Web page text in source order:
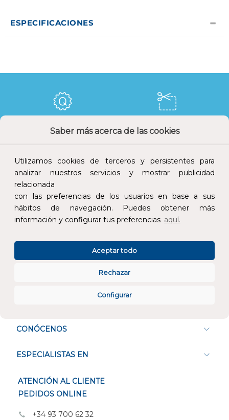
Saber más acerca de las cookies
Utilizamos cookies de terceros y persistentes para
analizar nuestros servicios y mostrar publicidad
relacionada
con las preferencias de los usuarios en base a sus
hábitos de navegación. Puedes obtener más
información y configurar tus preferencias aquí.
Configurar
Rechazar
Aceptar todo
ESPECIFICACIONES
Calidad y precio Descuentos
Devoluciones Pago seguro
Atención al cliente
CONÓCENOS
ESPECIALISTAS EN
ATENCIÓN AL CLIENTE
PEDIDOS ONLINE
+34 93 700 62 32